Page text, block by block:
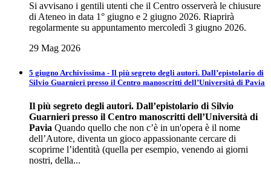
Si avvisano i gentili utenti che il Centro osserverà le chiusure
di Ateneo in data 1° giugno e 2 giugno 2026. Riaprirà
regolarmente su appuntamento mercoledì 3 giugno 2026.
29 Mag 2026
5 giugno Archivissima - Il più segreto degli autori. Dall’epistolario di
Silvio Guarnieri presso il Centro manoscritti dell’Università di Pavia
Il più segreto degli autori. Dall’epistolario di Silvio
Guarnieri presso il Centro manoscritti dell’Università di
Pavia Quando quello che non c’è in un'opera è il nome
dell’Autore, diventa un gioco appassionante cercare di
scoprirne l’identità (quella per esempio, venendo ai giorni
nostri, della...